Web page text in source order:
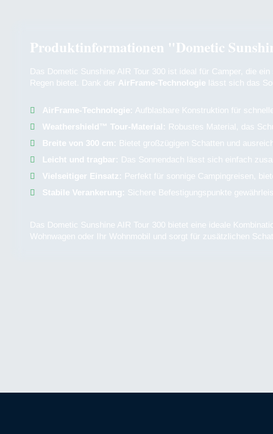
Produktinformationen "Dometic
Das Dometic Sunshine AIR Tour 300 ist ideal für Camper, die
Regen bietet. Dank der AirFrame-Technologie lässt sich das
AirFrame-Technologie: Aufblasbare Konstruktion für
Weathershield™ Tour-Material: Robustes Material, das
Breite von 300 cm: Bietet großzügigen Schatten und
Leicht und tragbar: Das Sonnendach lässt sich einfach
Vielseitiger Einsatz: Perfekt für sonnige Campingreisen,
Stabile Verankerung: Sichere Befestigungspunkte
Das Dometic Sunshine AIR Tour 300 bietet eine ideale
Wohnwagen oder Ihr Wohnmobil und sorgt für zusätzlichen